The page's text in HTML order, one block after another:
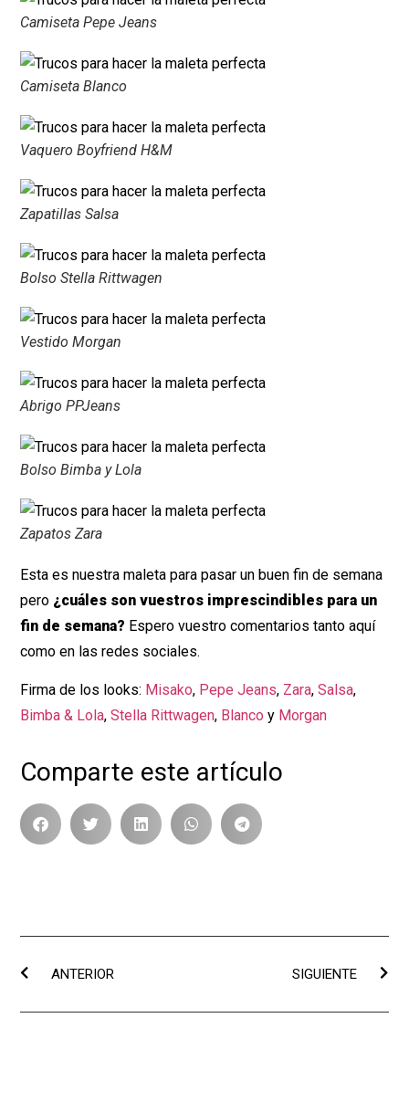
Camiseta Pepe Jeans
Camiseta Blanco
Vaquero Boyfriend H&M
Zapatillas Salsa
Bolso Stella Rittwagen
Vestido Morgan
Abrigo PPJeans
Bolso Bimba y Lola
Zapatos Zara
Esta es nuestra maleta para pasar un buen fin de semana
pero ¿cuáles son vuestros imprescindibles para un
fin de semana? Espero vuestro comentarios tanto aquí
como en las redes sociales.
Firma de los looks: Misako, Pepe Jeans, Zara, Salsa,
Bimba & Lola,Stella Rittwagen, Blanco y Morgan
Comparte este artículo
ANTERIOR SIGUIENTE